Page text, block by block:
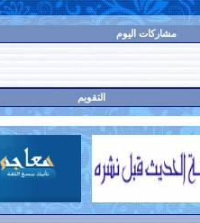
مشاركات اليوم
التقويم